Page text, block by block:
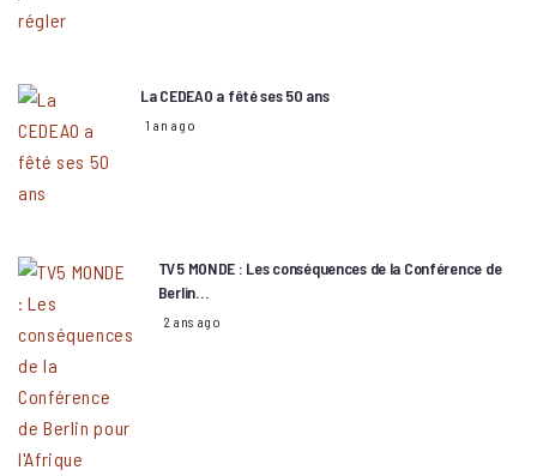
La CEDEAO a fêté ses 50 ans
1 an ago
TV5 MONDE : Les conséquences de la Conférence de
Berlin…
2 ans ago